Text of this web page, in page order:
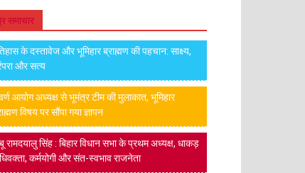
समाचार
के दस्तावेज और भूमिहार ब्राह्मण की पहचान: साक्ष्य,
और सत्य
आयोग अध्यक्ष से भूमंत्र टीम की मुलाकात, भूमिहार
विषय पर सौंपा गया ज्ञापन
रामदयालु सिंह : बिहार विधान सभा के प्रथम अध्यक्ष, धाकड़
कर्मयोगी और संत-स्वभाव राजनेता